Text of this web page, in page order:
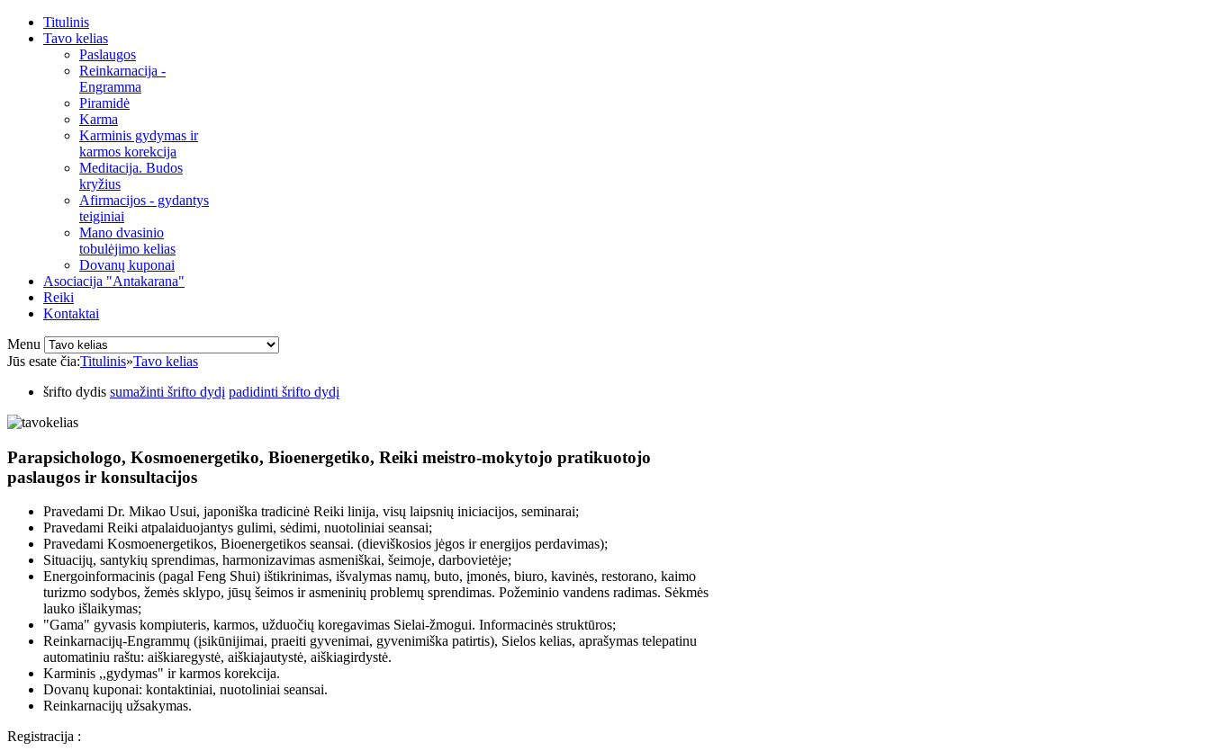
Titulinis
Tavo kelias
Paslaugos
Reinkarnacija -
Engramma
Piramidė
Karma
Karminis gydymas ir
karmos korekcija
Meditacija. Budos
kryžius
Afirmacijos - gydantys
teiginiai
Mano dvasinio
tobulėjimo kelias
Dovanų kuponai
Asociacija "Antakarana"
Reiki
Kontaktai
Menu
Jūs esate čia:Titulinis»Tavo kelias
šrifto dydis sumažinti šrifto dydį padidinti šrifto dydį
Parapsichologo, Kosmoenergetiko, Bioenergetiko, Reiki meistro-mokytojo pratikuotojo
paslaugos ir konsultacijos
Pravedami Dr. Mikao Usui, japoniška tradicinė Reiki linija, visų laipsnių iniciacijos, seminarai;
Pravedami Reiki atpalaiduojantys gulimi, sėdimi, nuotoliniai seansai;
Pravedami Kosmoenergetikos, Bioenergetikos seansai. (dieviškosios jėgos ir energijos perdavimas);
Situacijų, santykių sprendimas, harmonizavimas asmeniškai, šeimoje, darbovietėje;
Energoinformacinis (pagal Feng Shui) ištikrinimas, išvalymas namų, buto, įmonės, biuro, kavinės, restorano, kaimo
turizmo sodybos, žemės sklypo, jūsų šeimos ir asmeninių problemų sprendimas. Požeminio vandens radimas. Sėkmės
lauko išlaikymas;
"Gama" gyvasis kompiuteris, karmos, užduočių koregavimas Sielai-žmogui. Informacinės struktūros;
Reinkarnacijų-Engrammų (įsikūnijimai, praeiti gyvenimai, gyvenimiška patirtis), Sielos kelias, aprašymas telepatinu
automatiniu raštu: aiškiaregystė, aiškiajautystė, aiškiagirdystė.
Karminis ,,gydymas" ir karmos korekcija.
Dovanų kuponai: kontaktiniai, nuotoliniai seansai.
Reinkarnacijų užsakymas.
Registracija :